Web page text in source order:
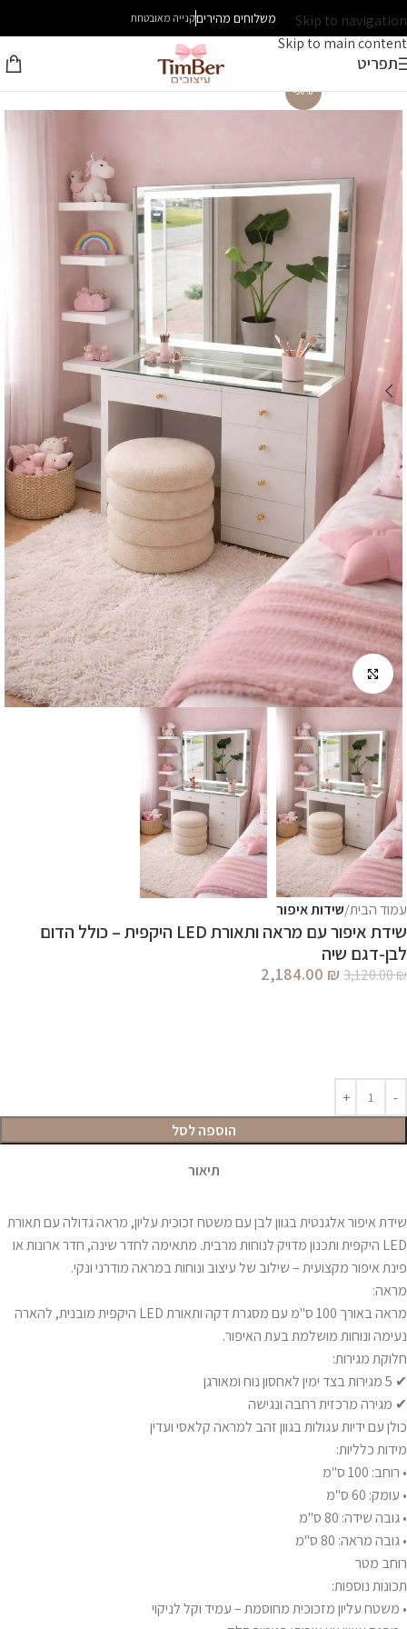
Skip to navigation
Skip to main content
משלוחים מהיריםקנייה מאובטחת
תפריט
עמוד הבית שידות איפור
שידת איפור עם מראה ותאורת LED היקפית – כולל הדום
לבן-דגם שיה
3,120.00₪
2,184.00 ₪
הוספה לסל
תיאור
שידת איפור אלגנטית בגוון לבן עם משטח זכוכית עליון, מראה גדולה עם תאורת
LED היקפית ותכנון מדויק לנוחות מרבית. מתאימה לחדר שינה, חדר ארונות או
פינת איפור מקצועית – שילוב של עיצוב ונוחות במראה מודרני ונקי.
מראה:
מראה באורך 100 ס"מ עם מסגרת דקה ותאורת LED היקפית מובנית, להארה
נעימה ונוחות מושלמת בעת האיפור.
חלוקת מגירות:
✔ 5 מגירות בצד ימין לאחסון נוח ומאורגן
✔ מגירה מרכזית רחבה ונגישה
כולן עם ידיות עגולות בגוון זהב למראה קלאסי ועדין
מידות כלליות:
• רוחב: 100 ס"מ
• עומק: 60 ס"מ
• גובה שידה: 80 ס"מ
• גובה מראה: 80 ס"מ
רוחב מטר
תכונות נוספות:
• משטח עליון מזכוכית מחוסמת – עמיד וקל לניקוי
-30%
לחץ להגדלה